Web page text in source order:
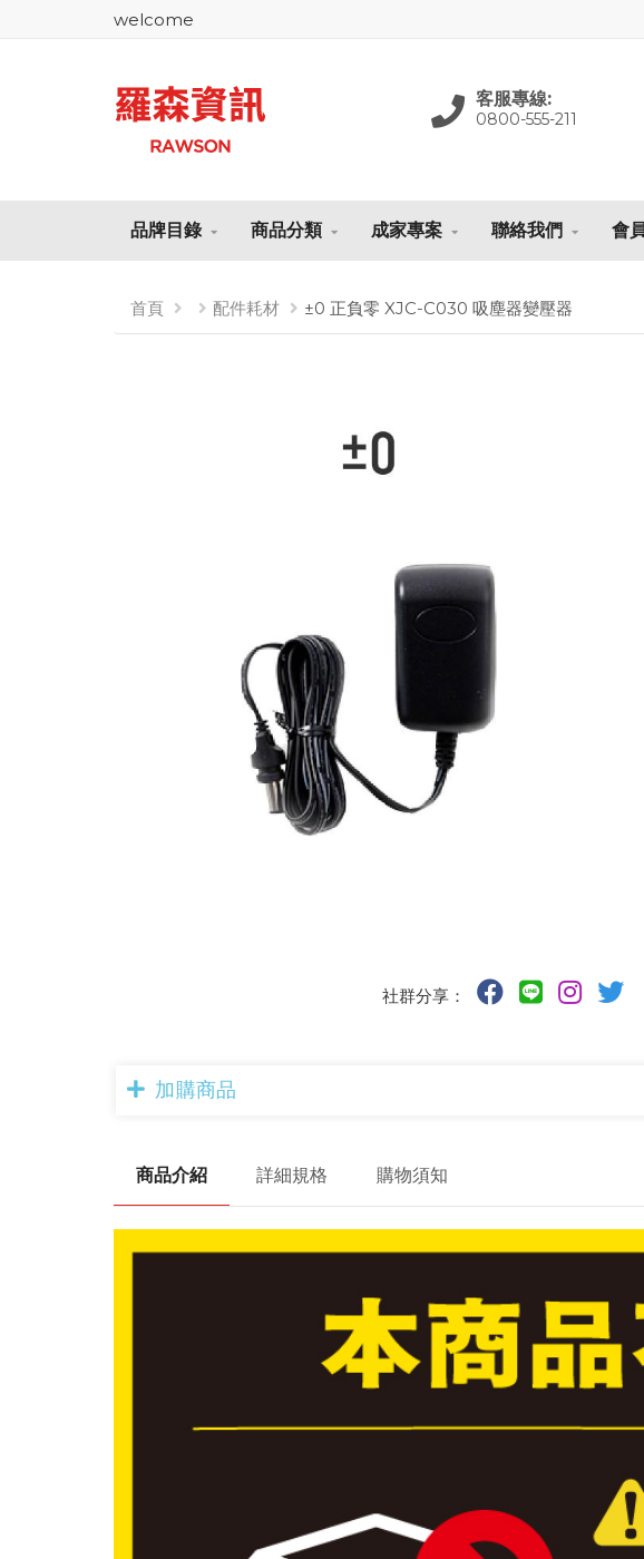
welcome
客服專線:
0800-555-211
品牌目錄 商品分類 成家專案 聯絡我們 會
首頁 配件耗材 ±0 正負零 XJC-C030 吸塵器變壓器
社群分享：
加購商品
商品介紹 詳細規格 購物須知